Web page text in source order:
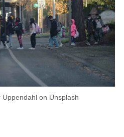
on Unsplash